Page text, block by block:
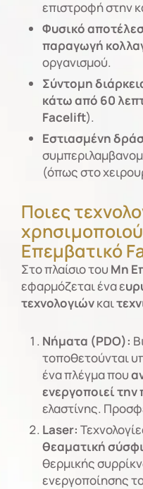
επιστροφή στην
Φυσικό
παραγωγή
οργανισμού.
Σύντομη
κάτω από 60
Facelift).
Εστιασμένη
(όπως στο
Ποιες
Επεμβατικό
Στο πλαίσιο του Μη
εφαρμόζεται ένα ε
τεχνολογιώνκαι
Νήματα (PDO):
τοποθετούνται
ένα πλέγμα που
ενεργοποιεί
ελαστίνης.
Laser:
θεαματική
θερμικής
ενεργοποίησης